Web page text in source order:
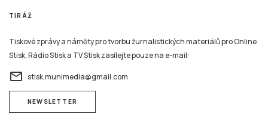
TIRÁŽ
Tiskové zprávy a náměty pro tvorbu žurnalistických materiálů pro Online
Stisk, Rádio Stisk a TV Stisk zasílejte pouze na e-mail:
email stisk.munimedia@gmail.com
NEWSLETTER